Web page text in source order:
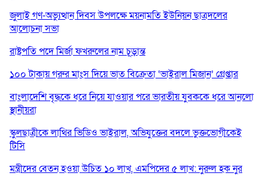
জুলাই গণ-অভ্যুত্থান দিবস উপলক্ষে ময়নামতি ইউনিয়ন ছাত্রদলের
আলোচনা সভা
রাষ্ট্রপতি পদে মির্জা ফখরুলের নাম চূড়ান্ত
১০০ টাকায় গরুর মাংস দিয়ে ভাত বিক্রেতা ‘ভাইরাল মিজান’ গ্রেপ্তার
বাংলাদেশি বৃদ্ধকে ধরে নিয়ে যাওয়ার পরে ভারতীয় যুবককে ধরে আনলো
স্থানীয়রা
স্কুলছাত্রীকে লাথির ভিডিও ভাইরাল, অভিযুক্তের বদলে ভুক্তভোগীকেই
টিসি
মন্ত্রীদের বেতন হওয়া উচিত ১০ লাখ, এমপিদের ৫ লাখ: নুরুল হক নুর